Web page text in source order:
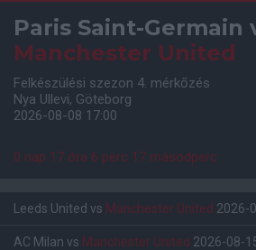
Paris Saint-Germain
Manchester United
Felkészülési szezon 4. mérkőzés
Nya Ullevi, Göteborg
2026-08-08 17:00
0 nap 17 óra 6 perc 16 másodperc
Leeds United vs Manchester United 2026-
AC Milan vs Manchester United 2026-08-